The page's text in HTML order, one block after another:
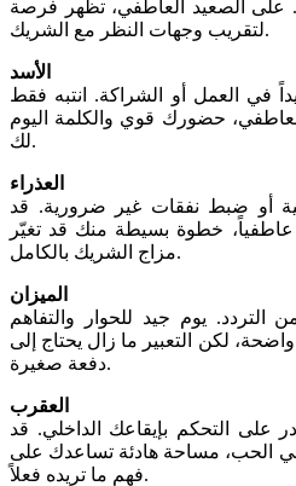
على الصعيد العاطفي، تظهر فرصة
لتقريب وجهات النظر مع الشريك.
الأسد
في العمل أو الشراكة. انتبه فقط
حضورك قوي والكلمة اليوم
لك.
العذراء
أو ضبط نفقات غير ضرورية. قد
عاطفياً، خطوة بسيطة منك قد تغيّر
مزاج الشريك بالكامل.
الميزان
يوم جيد للحوار والتفاهم
لكن التعبير ما زال يحتاج إلى
دفعة صغيرة.
العقرب
على التحكم بإيقاعك الداخلي. قد
في الحب، مساحة هادئة تساعدك على
فهم ما تريده فعلاً.